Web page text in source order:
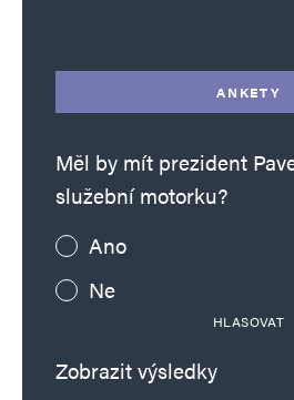
ANKETY
Měl by mít prezident
služební motorku?
Ano
Ne
HLASOVAT
Zobrazit výsledky